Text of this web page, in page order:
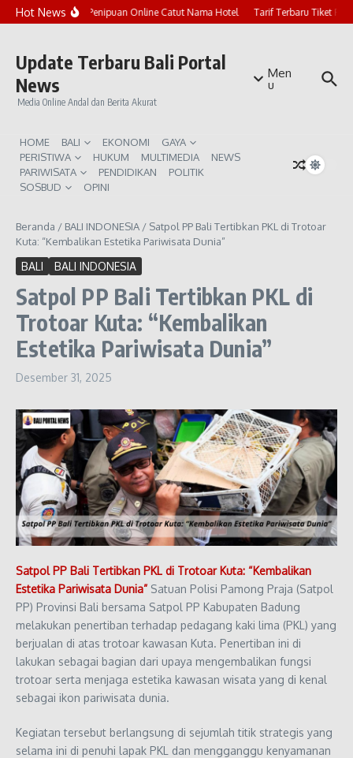
Lewati ke konten
Hot NewsMarak Penipuan Online Catut Nama Hotel Tarif Terbaru Tiket
Update Terbaru Bali Portal
News
Media Online Andal dan Berita Akurat
Men
u
HOME BALI EKONOMI
GAYA
PERISTIWA
HUKUM MULTIMEDIA
NEWS
PARIWISATA
PENDIDIKAN
POLITIK
SOSBUD
OPINI
Beranda / BALI INDONESIA / Satpol PP Bali Tertibkan PKL di Trotoar
Kuta: “Kembalikan Estetika Pariwisata Dunia”
BALI BALI INDONESIA
Satpol PP Bali Tertibkan PKL di
Trotoar Kuta: “Kembalikan
Estetika Pariwisata Dunia”
Desember 31, 2025
Satpol PP Bali Tertibkan PKL di Trotoar Kuta: “Kembalikan
Estetika Pariwisata Dunia” Satuan Polisi Pamong Praja (Satpol
PP) Provinsi Bali bersama Satpol PP Kabupaten Badung
melakukan penertiban terhadap pedagang kaki lima (PKL) yang
berjualan di atas trotoar kawasan Kuta. Penertiban ini di
lakukan sebagai bagian dari upaya mengembalikan fungsi
trotoar serta menjaga estetika kawasan wisata yang di kenal
sebagai ikon pariwisata dunia.
Kegiatan tersebut berlangsung di sejumlah titik strategis yang
selama ini di penuhi lapak PKL dan mengganggu kenyamanan